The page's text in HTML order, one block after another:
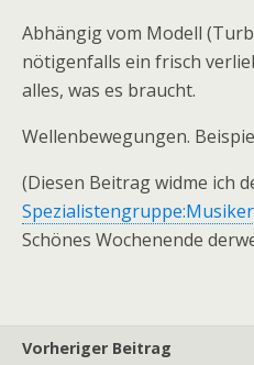
Abhängig vom Modell
nötigenfalls ein frisch
alles, was es braucht.
Wellenbewegungen.
(Diesen Beitrag widme ich
Schönes Wochenende
Vorheriger Beitrag